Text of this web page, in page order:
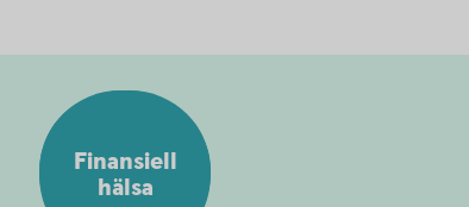
Finansiell
hälsa